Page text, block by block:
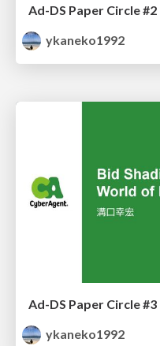
Ad-DS Paper Circle #2
ykaneko1992
Ad-DS Paper Circle #3
ykaneko1992